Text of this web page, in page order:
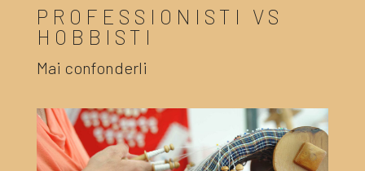
PROFESSIONISTI VS
HOBBISTI
Mai confonderli